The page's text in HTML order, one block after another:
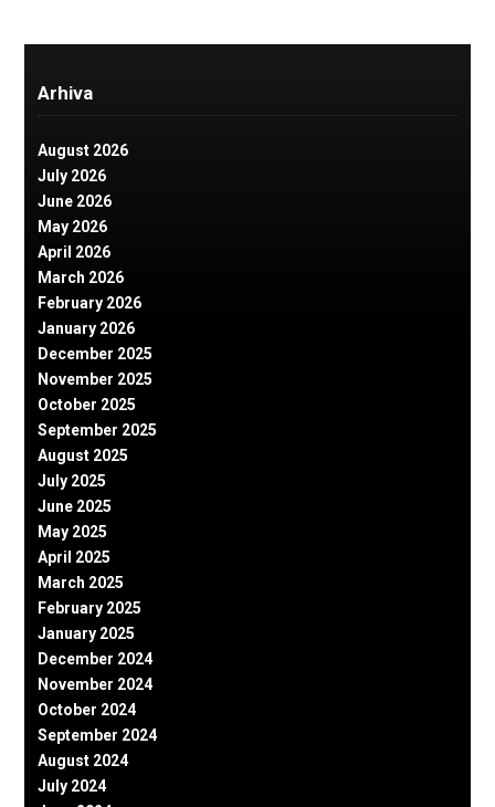
Arhiva
August 2026
July 2026
June 2026
May 2026
April 2026
March 2026
February 2026
January 2026
December 2025
November 2025
October 2025
September 2025
August 2025
July 2025
June 2025
May 2025
April 2025
March 2025
February 2025
January 2025
December 2024
November 2024
October 2024
September 2024
August 2024
July 2024